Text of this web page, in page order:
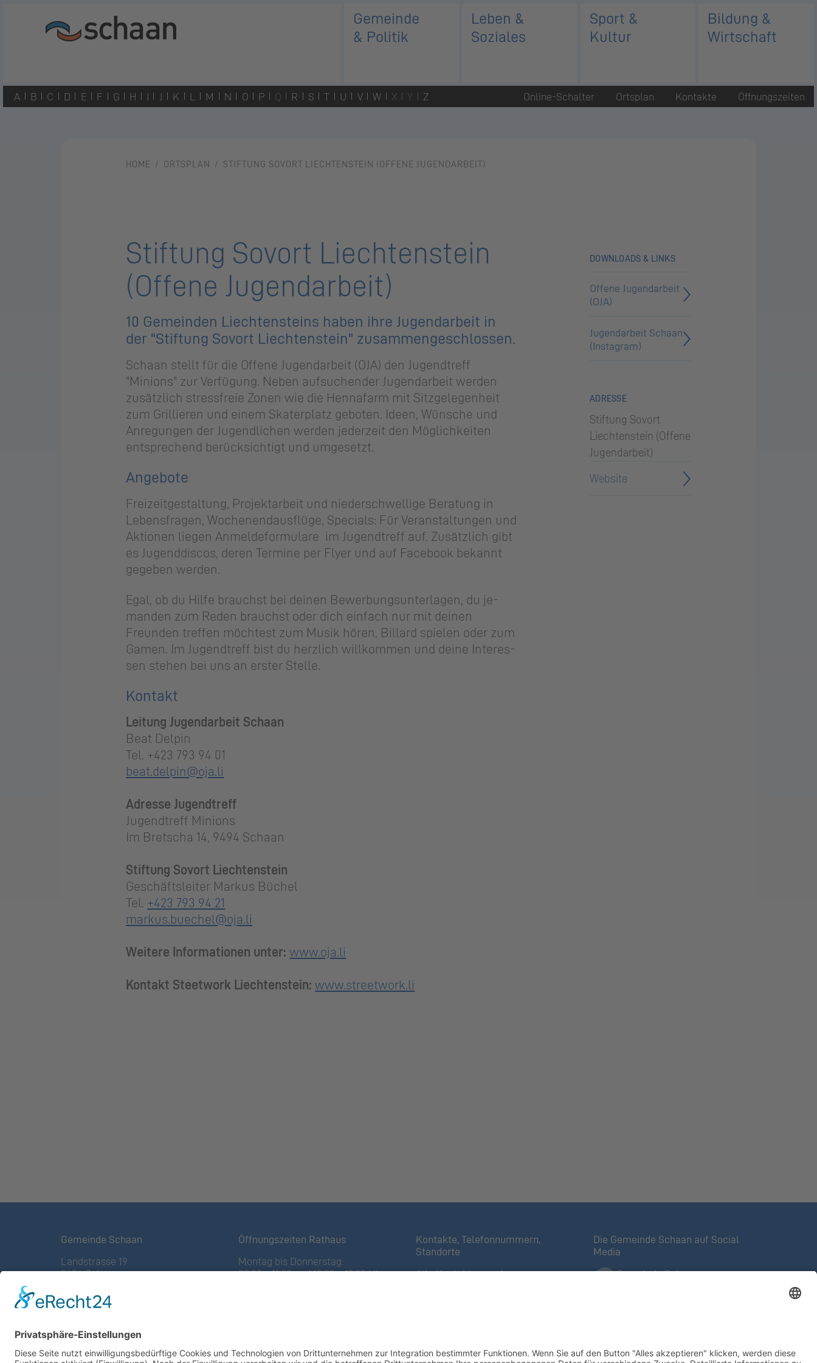
Gemeinde
& Politik
Leben &
Soziales
Sport &
Kultur
Bildung &
Wirtschaft
A B C D E F G H I J K L M N O P Q R S T U V W X Y Z Online-Schalter Ortsplan Kontakte Öffnungszeiten
HOME ORTSPLAN STIFTUNG SOVORT LIECHTENSTEIN (OFFENE JUGENDARBEIT)
Stiftung Sovort Liechtenstein
(Offene Jugendarbeit)
10 Ge­mein­den Liech­ten­steins haben ihre Ju­gend­ar­beit in
der "Stif­tung Sovort Liech­ten­stein" zu­sam­men­ge­schlos­sen.
Scha­an stellt für die Of­fe­ne Ju­gend­ar­beit (OJA) den Jugend­treff
"Minions" zur Ver­fü­gung. Neben auf­su­chen­der Ju­gend­ar­beit werden
zu­sätz­lich stress­freie Zonen wie die Hen­n­a­farm mit Sitzgelegenheit
zum Grillieren und einem Ska­ter­platz geboten. Ideen, Wün­sche und
An­re­gun­gen der Ju­gend­li­chen wer­den je­der­zeit den Mög­lich­kei­ten
ent­spre­chend be­rück­sich­tigt und um­ge­setzt.
An­ge­bo­te
Frei­zeit­ge­stal­tung, Projektarbeit und niederschwellige Beratung in
Lebensfragen, Wo­chen­end­aus­flü­ge, Spe­cials: Für Veranstaltungen und
Aktionen liegen An­mel­de­for­mu­la­re im Jugendtreff auf. Zu­sätz­lich gibt
es Ju­gend­dis­cos, deren Ter­mi­ne per Flyer und auf Face­book be­kannt
ge­ge­ben wer­den.
Egal, ob du Hilfe brauchst bei dei­nen Be­wer­bungs­un­ter­la­gen, du je­
man­den zum Reden brauchst oder dich ein­fach nur mit deinen
Freunden treffen möchtest zum Musik hören, Billard spielen oder zum
Gamen. Im Jugendtreff bist du herz­lich will­kom­men und deine In­ter­es­
sen ste­hen bei uns an ers­ter Stel­le.
Kontakt
Leitung Jugendarbeit Schaan
Beat Delpin
Tel. +423 793 94 01
beat.delpin@oja.li
Adresse Jugendtreff
Jugendtreff Minions
Im Bretscha 14, 9494 Schaan
Stiftung Sovort Liechtenstein
Geschäftsleiter Markus Büchel
Tel. +423 793 94 21
markus.buechel@oja.li
Weitere Informationen unter: www.oja.li
Kontakt Steetwork Liechtenstein: www.streetwork.li
DOWNLOADS & LINKS
Offene Jugendarbeit
(OJA)
Jugendarbeit Schaan
(Instagram)
ADRESSE
Stiftung Sovort
Liechtenstein (Offene
Jugendarbeit)
Website
Gemeinde Schaan
Landstrasse 19
9494 Schaan
Tel +423 / 237 72 00
Email schreiben
Impressum
Öffnungszeiten Rathaus
Montag bis Donnerstag:
08:00 – 11:30 und 13:30 – 17:00 Uhr
Kontakte, Telefonnummern,
Standorte
Alle Kontakte anzeigen
Die Gemeinde Schaan auf Social
Media
Gemeinde Schaan
@meinschaan